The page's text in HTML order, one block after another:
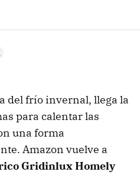
del frío invernal, llega la
para calentar las
una forma
Amazon vuelve a
Gridinlux Homely